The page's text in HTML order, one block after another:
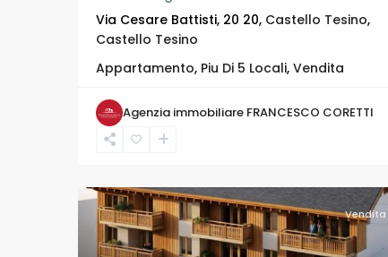
Via Cesare Battisti, 20 20, Castello Tesino,
Castello Tesino
Appartamento, Piu Di 5 Locali, Vendita
Agenzia immobiliare FRANCESCO CORETTI
Vendita